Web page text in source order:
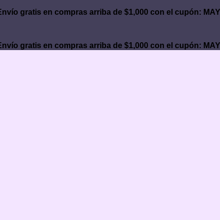
gratis en compras arriba de $1,000 con el cupón:
gratis en compras arriba de $1,000 con el cupón: